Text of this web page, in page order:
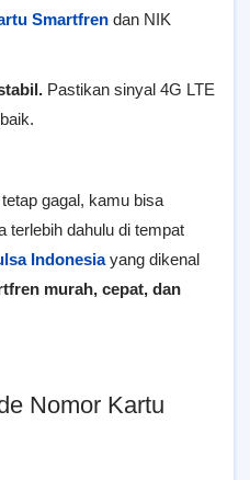
Smartfren dan NIK
Pastikan sinyal 4G LTE
gagal, kamu bisa
terlebih dahulu di tempat
Indonesiayang dikenal
murah, cepat, dan
Nomor Kartu